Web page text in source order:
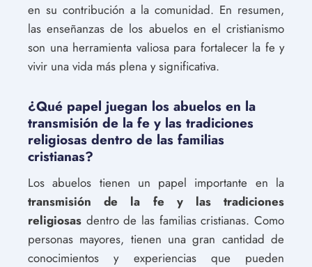
en su contribución a la comunidad. En resumen,
las enseñanzas de los abuelos en el cristianismo
son una herramienta valiosa para fortalecer la fe y
vivir una vida más plena y significativa.
¿Qué papel juegan los abuelos en la
transmisión de la fe y las tradiciones
religiosas dentro de las familias
cristianas?
Los abuelos tienen un papel importante en la
transmisión de la fe y las tradiciones
religiosas dentro de las familias cristianas. Como
personas mayores, tienen una gran cantidad de
conocimientos y experiencias que pueden